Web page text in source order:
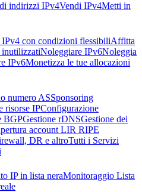
indirizzi IPv4Vendi IPv4Metti in
con condizioni flessibiliAffitta
inutilizzatiNoleggiare IPv6Noleggia
IPv6Monetizza le tue allocazioni
numero ASSponsoring
risorse IPConfigurazione
BGPGestione rDNSGestione dei
account LIR RIPE
DR e altroTutti i Servizi
IP in lista neraMonitoraggio Lista